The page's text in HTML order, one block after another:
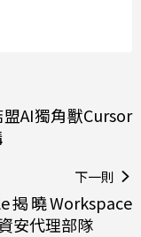
AI獨角獸Cursor
下一則
曉Workspace
安代理部隊